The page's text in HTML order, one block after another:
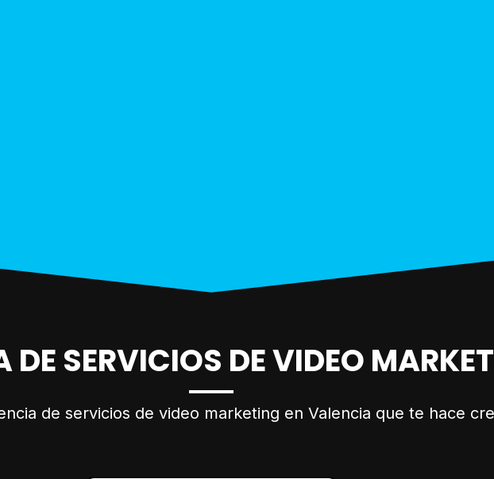
DE SERVICIOS DE VIDEO
de servicios de video marketing en Valencia que te hace